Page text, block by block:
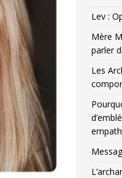
Lev :
Mère
parler
Les